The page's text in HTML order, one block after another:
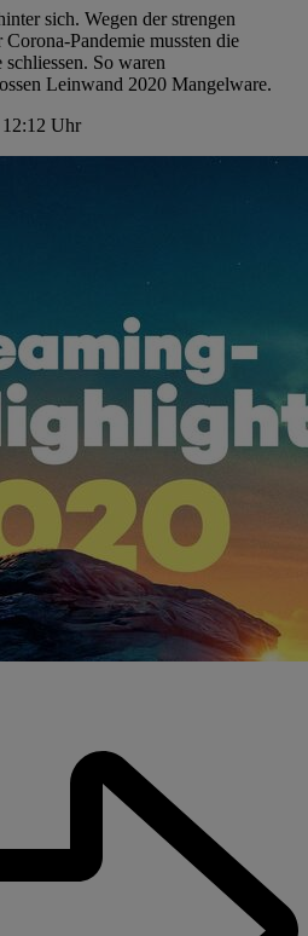
sich. Wegen der strengen
Pandemie mussten die
So waren
Leinwand 2020 Mangelware.
Uhr